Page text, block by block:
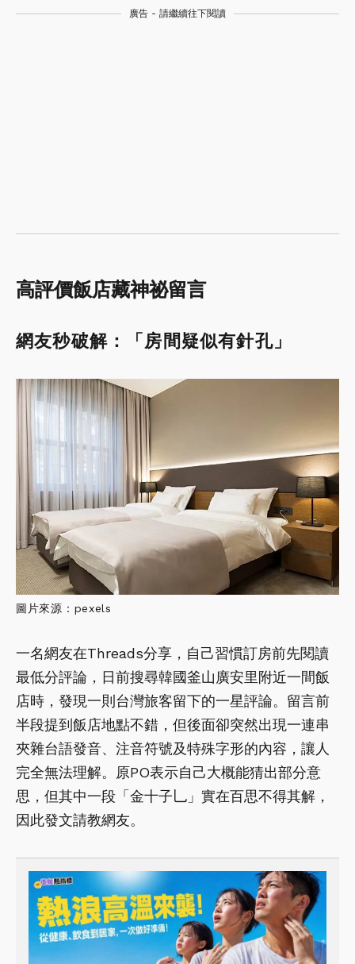
廣告 - 請繼續往下閱讀
高評價飯店藏神祕留言
網友秒破解：「房間疑似有針孔」
圖片來源：pexels
一名網友在Threads分享，自己習慣訂房前先閱讀
最低分評論，日前搜尋韓國釜山廣安里附近一間飯
店時，發現一則台灣旅客留下的一星評論。留言前
半段提到飯店地點不錯，但後面卻突然出現一連串
夾雜台語發音、注音符號及特殊字形的內容，讓人
完全無法理解。原PO表示自己大概能猜出部分意
思，但其中一段「金十子乚」實在百思不得其解，
因此發文請教網友。